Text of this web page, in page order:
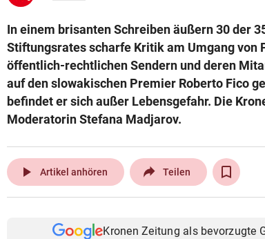
In einem brisanten Schreiben äußern 30 der
Stiftungsrates scharfe Kritik am Umgang von
öffentlich-rechtlichen Sendern und deren
auf den slowakischen Premier Roberto Fico
befindet er sich außer Lebensgefahr. Die
Moderatorin Stefana Madjarov.
play_arrow Artikel anhören Teilen
Kronen Zeitung als bevorzugte